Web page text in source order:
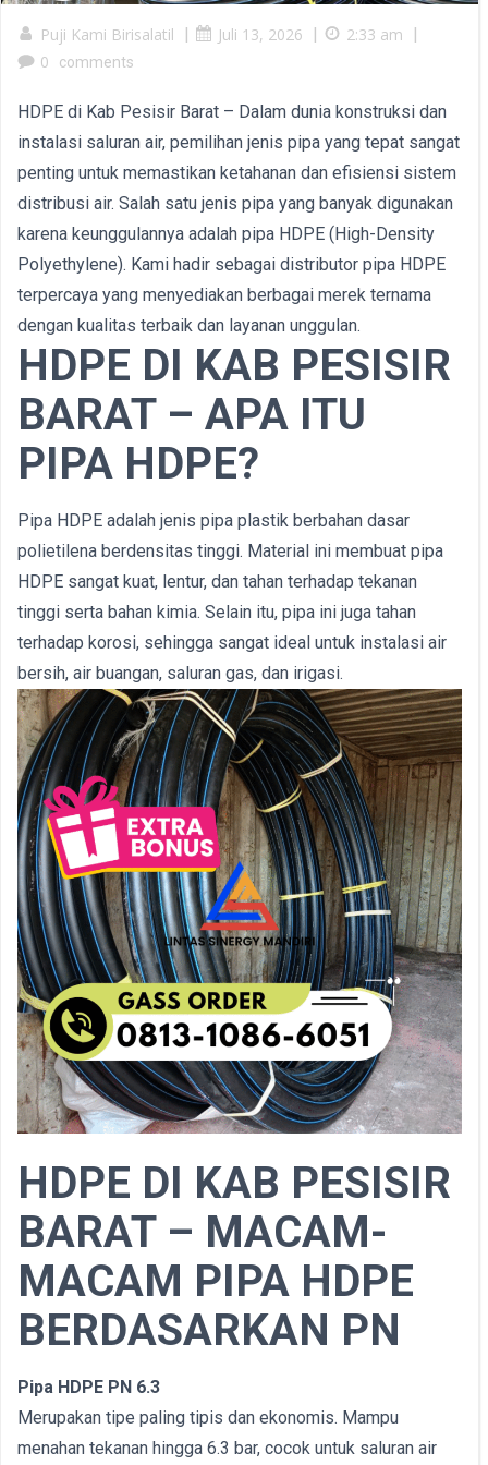
Puji Kami Birisalatil | Juli 13, 2026 | 2:33 am
|
0
comments
HDPE di Kab Pesisir Barat – Dalam dunia konstruksi dan
instalasi saluran air, pemilihan jenis pipa yang tepat sangat
penting untuk memastikan ketahanan dan efisiensi sistem
distribusi air. Salah satu jenis pipa yang banyak digunakan
karena keunggulannya adalah pipa HDPE (High-Density
Polyethylene). Kami hadir sebagai distributor pipa HDPE
terpercaya yang menyediakan berbagai merek ternama
dengan kualitas terbaik dan layanan unggulan.
HDPE DI KAB PESISIR
BARAT – APA ITU
PIPA HDPE?
Pipa HDPE adalah jenis pipa plastik berbahan dasar
polietilena berdensitas tinggi. Material ini membuat pipa
HDPE sangat kuat, lentur, dan tahan terhadap tekanan
tinggi serta bahan kimia. Selain itu, pipa ini juga tahan
terhadap korosi, sehingga sangat ideal untuk instalasi air
bersih, air buangan, saluran gas, dan irigasi.
HDPE DI KAB PESISIR
BARAT – MACAM-
MACAM PIPA HDPE
BERDASARKAN PN
Pipa HDPE PN 6.3
Merupakan tipe paling tipis dan ekonomis. Mampu
menahan tekanan hingga 6.3 bar, cocok untuk saluran air